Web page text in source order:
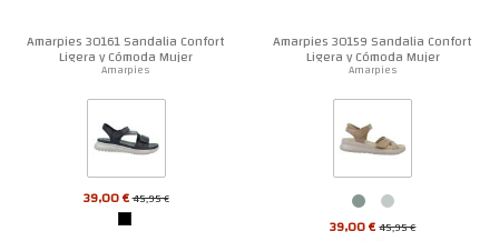
Amarpies 30161 Sandalia Confort
Ligera y Cómoda Mujer
Amarpies
39,00 €45,95 €
Amarpies 30159 Sandalia Confort
Ligera y Cómoda Mujer
Amarpies
39,00 €45,95 €